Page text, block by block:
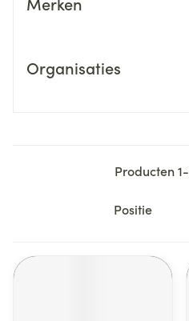
Organisaties
Producten1-
Sorteer op: